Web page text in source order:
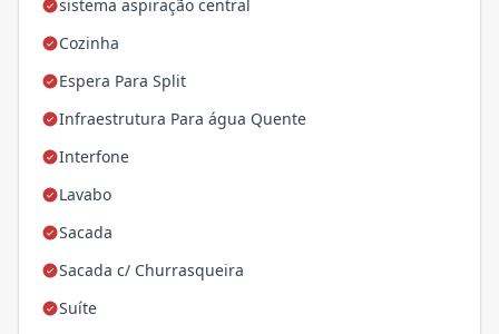
sistema aspiração central
Cozinha
Espera Para Split
Infraestrutura Para água Quente
Interfone
Lavabo
Sacada
Sacada c/ Churrasqueira
Suíte